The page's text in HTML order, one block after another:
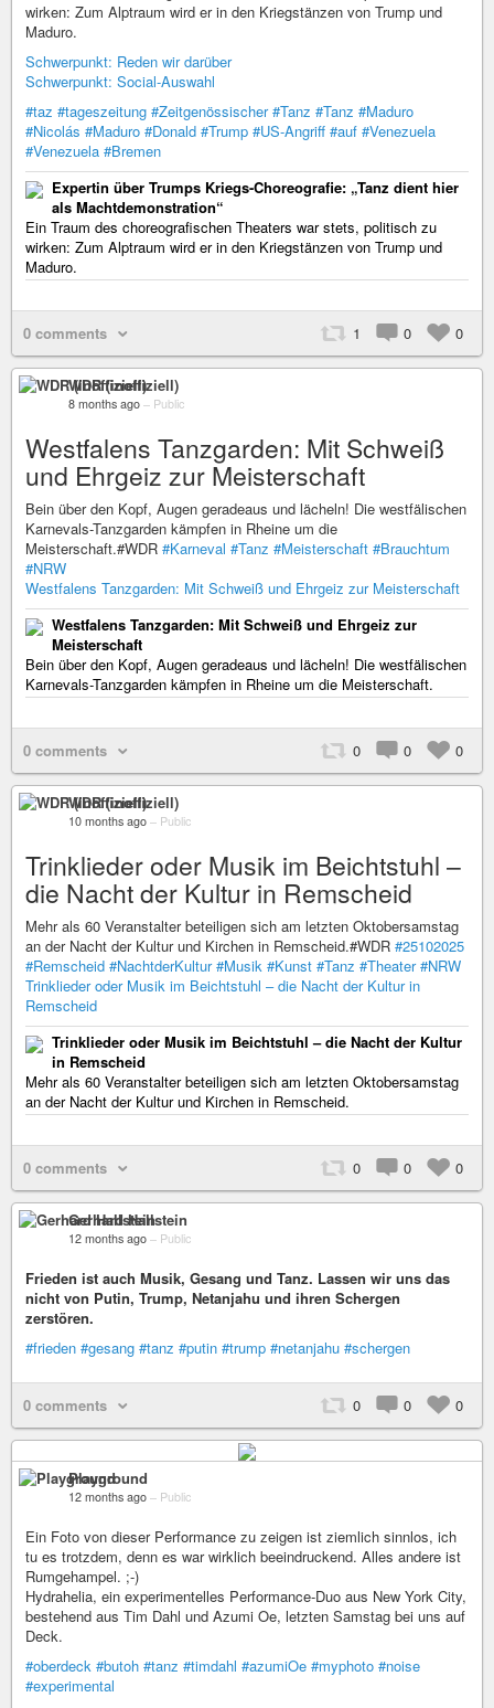
wirken: Zum Alptraum wird er in den Kriegstänzen von Trump und
Maduro.
Schwerpunkt: Reden wir darüber
Schwerpunkt: Social-Auswahl
#taz #tageszeitung #Zeitgenössischer #Tanz #Tanz #Maduro
#Nicolás #Maduro #Donald #Trump #US-Angriff #auf #Venezuela
#Venezuela #Bremen
Expertin über Trumps Kriegs-Choreografie: „Tanz dient hier
als Machtdemonstration“
Ein Traum des choreografischen Theaters war stets, politisch zu
wirken: Zum Alptraum wird er in den Kriegstänzen von Trump und
Maduro.
0 comments 1 0 0
WDR (inoffiziell)
8 months ago – Public
Westfalens Tanzgarden: Mit Schweiß
und Ehrgeiz zur Meisterschaft
Bein über den Kopf, Augen geradeaus und lächeln! Die westfälischen
Karnevals-Tanzgarden kämpfen in Rheine um die
Meisterschaft.#WDR #Karneval #Tanz #Meisterschaft #Brauchtum
#NRW
Westfalens Tanzgarden: Mit Schweiß und Ehrgeiz zur Meisterschaft
Westfalens Tanzgarden: Mit Schweiß und Ehrgeiz zur
Meisterschaft
Bein über den Kopf, Augen geradeaus und lächeln! Die westfälischen
Karnevals-Tanzgarden kämpfen in Rheine um die Meisterschaft.
0 comments 0 0 0
WDR (inoffiziell)
10 months ago – Public
Trinklieder oder Musik im Beichtstuhl –
die Nacht der Kultur in Remscheid
Mehr als 60 Veranstalter beteiligen sich am letzten Oktobersamstag
an der Nacht der Kultur und Kirchen in Remscheid.#WDR #25102025
#Remscheid #NachtderKultur #Musik #Kunst #Tanz #Theater #NRW
Trinklieder oder Musik im Beichtstuhl – die Nacht der Kultur in
Remscheid
Trinklieder oder Musik im Beichtstuhl – die Nacht der Kultur
in Remscheid
Mehr als 60 Veranstalter beteiligen sich am letzten Oktobersamstag
an der Nacht der Kultur und Kirchen in Remscheid.
0 comments 0 0 0
Gerhard Hallstein
12 months ago – Public
Frieden ist auch Musik, Gesang und Tanz. Lassen wir uns das
nicht von Putin, Trump, Netanjahu und ihren Schergen
zerstören.
#frieden #gesang #tanz #putin #trump #netanjahu #schergen
0 comments 0 0 0
Playground
12 months ago – Public
Ein Foto von dieser Performance zu zeigen ist ziemlich sinnlos, ich
tu es trotzdem, denn es war wirklich beeindruckend. Alles andere ist
Rumgehampel. ;-)
Hydrahelia, ein experimentelles Performance-Duo aus New York City,
bestehend aus Tim Dahl und Azumi Oe, letzten Samstag bei uns auf
Deck.
#oberdeck #butoh #tanz #timdahl #azumiOe #myphoto #noise
#experimental